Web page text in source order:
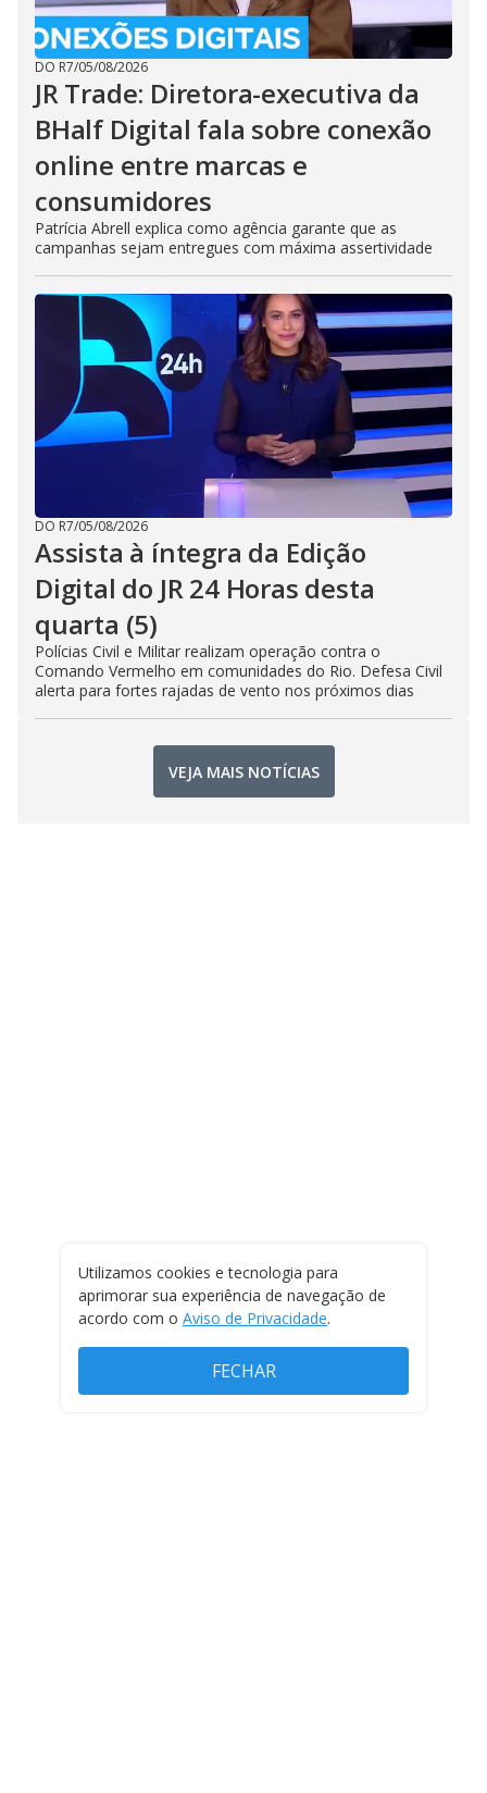
DO R7/05/08/2026
JR Trade: Diretora-executiva da
BHalf Digital fala sobre conexão
online entre marcas e
consumidores
Patrícia Abrell explica como agência garante que as
campanhas sejam entregues com máxima assertividade
DO R7/05/08/2026
Assista à íntegra da Edição
Digital do JR 24 Horas desta
quarta (5)
Polícias Civil e Militar realizam operação contra o
Comando Vermelho em comunidades do Rio. Defesa Civil
alerta para fortes rajadas de vento nos próximos dias
VEJA MAIS NOTÍCIAS
Utilizamos cookies e tecnologia para
aprimorar sua experiência de navegação de
acordo com o Aviso de Privacidade.
FECHAR